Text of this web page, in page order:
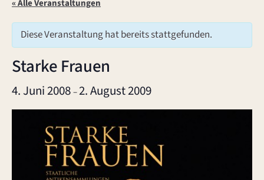
« Alle Veranstaltungen
Diese Veranstaltung hat bereits stattgefunden.
Starke Frauen
4. Juni 2008–2. August 2009